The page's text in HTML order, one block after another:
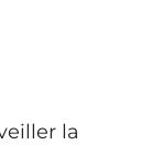
la